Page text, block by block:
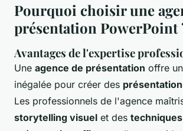
Pourquoi choisir une
présentation PowerPoint
Avantages de l'expertise
Une agence de présentation offre
inégalée pour créer des
Les professionnels de l'agence
storytelling visuel et des